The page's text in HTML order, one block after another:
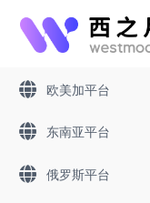
欧美加平台
东南亚平台
俄罗斯平台